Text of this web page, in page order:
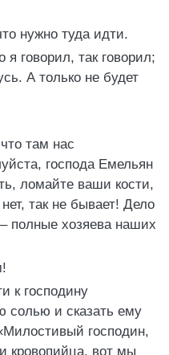
нужно туда идти.
говорил, так говорил;
А только не будет
там нас
господа Емельян
ломайте ваши кости,
так не бывает! Дело
полные хозяева наших
к господину
и сказать ему
господин,
кровопийца, вот мы